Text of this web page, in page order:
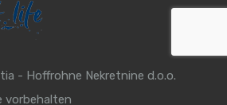
- Hoffrohne Nekretnine d.o.o.
vorbehalten